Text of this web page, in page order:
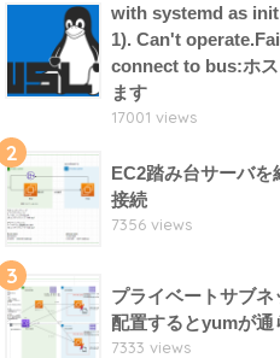
with systemd as
1). Can't
connect to bus:ホ
ます
17001 views
2
EC2踏み台サーバを
接続
7356 views
3
プライベートサブネ
配置するとyumが通
7333 views